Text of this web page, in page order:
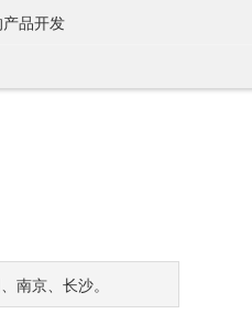
品开发
南京、长沙。